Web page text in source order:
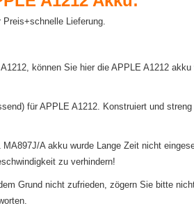
Preis+schnelle Lieferung.
können Sie hier die APPLE A1212
für APPLE A1212. Konstruiert und
A akku wurde Lange Zeit nicht
zu verhindern!
Grund nicht zufrieden, zögern Sie bitte